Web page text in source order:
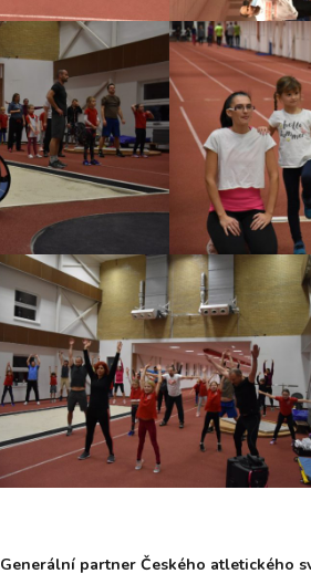
Generální partner Českého atletického